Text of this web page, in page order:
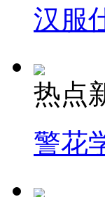
汉服
热点
警花